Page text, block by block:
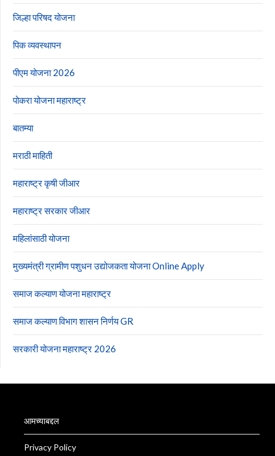
जिल्हा परिषद योजना
पिक व्यवस्थापन
पीएम योजना 2026
पोकरा योजना महाराष्ट्र
बातम्या
मराठी माहिती
महाराष्ट्र कृषी जीआर
महाराष्ट्र सरकार जीआर
महिलांसाठी योजना
मुख्यमंत्री ग्रामीण पशुधन उद्योजकता योजना Online Apply
समाज कल्याण योजना महाराष्ट्र
समाज कल्याण विभाग शासन निर्णय GR
सरकारी योजना महाराष्ट्र 2026
आमच्याबद्दल
Privacy Policy